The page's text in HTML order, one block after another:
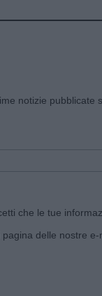
notizie pubblicate
che le tue
delle nostre e-